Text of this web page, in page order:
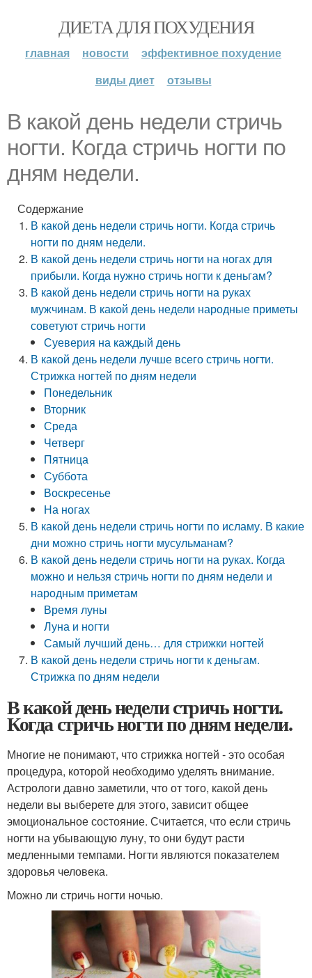
ДИЕТА ДЛЯ ПОХУДЕНИЯ
главная новости
эффективное похудение
виды диет
отзывы
В какой день недели стричь
ногти. Когда стричь ногти по
дням недели.
Содержание
В какой день недели стричь ногти. Когда стричь
ногти по дням недели.
В какой день недели стричь ногти на ногах для
прибыли. Когда нужно стричь ногти к деньгам?
В какой день недели стричь ногти на руках
мужчинам. В какой день недели народные приметы
советуют стричь ногти
Суеверия на каждый день
В какой день недели лучше всего стричь ногти.
Стрижка ногтей по дням недели
Понедельник
Вторник
Среда
Четверг
Пятница
Суббота
Воскресенье
На ногах
В какой день недели стричь ногти по исламу. В какие
дни можно стричь ногти мусульманам?
В какой день недели стричь ногти на руках. Когда
можно и нельзя стричь ногти по дням недели и
народным приметам
Время луны
Луна и ногти
Самый лучший день… для стрижки ногтей
В какой день недели стричь ногти к деньгам.
Стрижка по дням недели
В какой день недели стричь ногти.
Когда стричь ногти по дням недели.
Многие не понимают, что стрижка ногтей - это особая
процедура, которой необходимо уделять внимание.
Астрологи давно заметили, что от того, какой день
недели вы выберете для этого, зависит общее
эмоциональное состояние. Считается, что если стричь
ногти на убывающую луну, то они будут расти
медленными темпами. Ногти являются показателем
здоровья человека.
Можно ли стричь ногти ночью.